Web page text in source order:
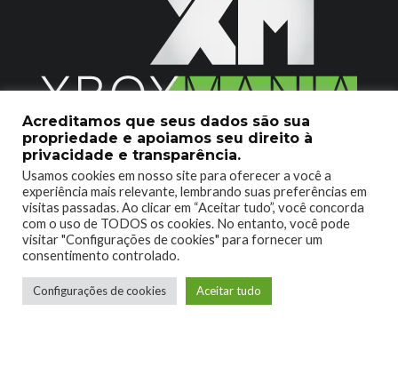
2020 © Xboxmania. Todos os Direitos Reservados.
SOBRE O XBOX MANIA CONTATO
ENCONTROU UM PROBLEMA?
Acreditamos que seus dados são sua
propriedade e apoiamos seu direito à
privacidade e transparência.
Usamos cookies em nosso site para oferecer a você a
experiência mais relevante, lembrando suas preferências em
visitas passadas. Ao clicar em “Aceitar tudo”, você concorda
com o uso de TODOS os cookies. No entanto, você pode
visitar "Configurações de cookies" para fornecer um
consentimento controlado.
Configurações de cookies Aceitar tudo